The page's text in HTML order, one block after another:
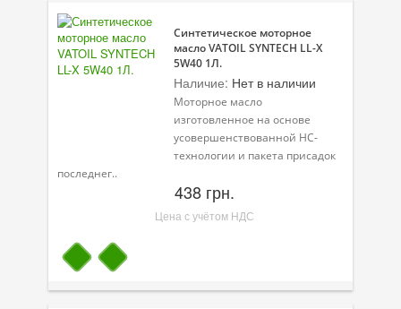
Синтетическое моторное
масло VATOIL SYNTECH LL-X
5W40 1Л.
Наличие: Нет в наличии
Моторное масло
изготовленное на основе
усовершенствованной HC-
технологии и пакета присадок
последнег..
438 грн.
Цена с учётом НДС